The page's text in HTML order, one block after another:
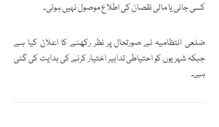
کسی جانی یا مالی نقصان کی اطلاع موصول نہیں ہوئی۔
ضلعی انتظامیہ نے صورتحال پر نظر رکھنے کا اعلان کیا ہے
جبکہ شہریوں کو احتیاطی تدابیر اختیار کرنے کی ہدایت کی گئی
ہے۔